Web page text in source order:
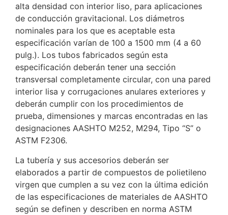
alta densidad con interior liso, para aplicaciones
de conducción gravitacional. Los diámetros
nominales para los que es aceptable esta
especificación varían de 100 a 1500 mm (4 a 60
pulg.). Los tubos fabricados según esta
especificación deberán tener una sección
transversal completamente circular, con una pared
interior lisa y corrugaciones anulares exteriores y
deberán cumplir con los procedimientos de
prueba, dimensiones y marcas encontradas en las
designaciones AASHTO M252, M294, Tipo “S” o
ASTM F2306.
La tubería y sus accesorios deberán ser
elaborados a partir de compuestos de polietileno
virgen que cumplen a su vez con la última edición
de las especificaciones de materiales de AASHTO
según se definen y describen en norma ASTM